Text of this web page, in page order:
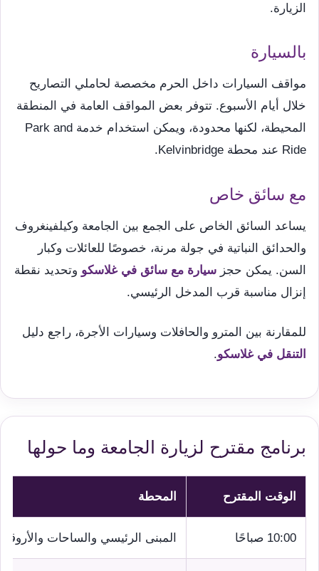
الزيارة.
بالسيارة
مواقف السيارات داخل الحرم مخصصة لحاملي التصاريح
خلال أيام الأسبوع. تتوفر بعض المواقف العامة في المنطقة
المحيطة، لكنها محدودة، ويمكن استخدام خدمة Park and
Ride عند محطة Kelvinbridge.
مع سائق خاص
يساعد السائق الخاص على الجمع بين الجامعة وكيلفينغروف
والحدائق النباتية في جولة مرنة، خصوصًا للعائلات وكبار
السن. يمكن حجز سيارة مع سائق في غلاسكو وتحديد نقطة
إنزال مناسبة قرب المدخل الرئيسي.
للمقارنة بين المترو والحافلات وسيارات الأجرة، راجع دليل
التنقل في غلاسكو.
برنامج مقترح لزيارة الجامعة وما حولها
الوقت المقترح المحطة
10:00 صباحًا المبنى الرئيسي والساحات والأروقة